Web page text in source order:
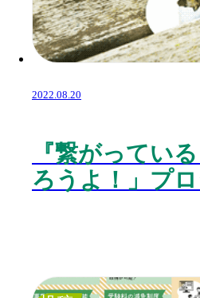
2022.08.20
『繋がってい
ろうよ！」プ